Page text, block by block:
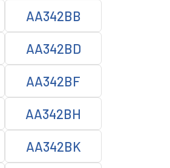
AA342BB
AA342BD
AA342BF
AA342BH
AA342BK